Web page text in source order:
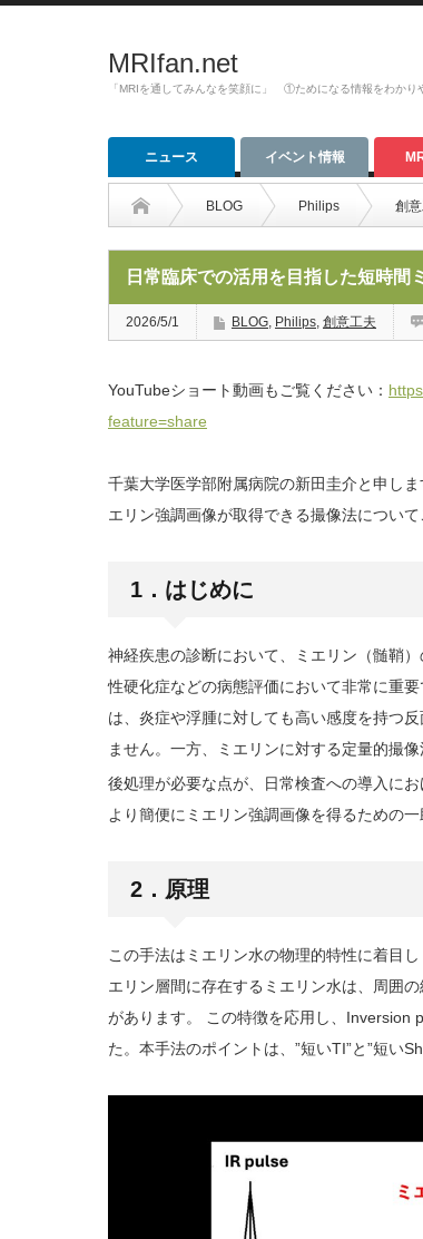
MRIfan.net
「MRIを通してみんなを笑顔に」 ①ためになる情報をわか
ニュース イベント情報
BLOG Philips 創
日常臨床での活用を目指した短時間
2026/5/1 BLOG, Philips, 創意工夫
YouTubeショート動画もご覧ください：
feature=share
千葉大学医学部附属病院の新田圭介と申し
エリン強調画像が取得できる撮像法について
1．はじめに
神経疾患の診断において、ミエリン（髄鞘
性硬化症などの病態評価において非常に重
は、炎症や浮腫に対しても高い感度を持つ
ません。一方、ミエリンに対する定量的撮
後処理が必要な点が、日常検査への導入に
より簡便にミエリン強調画像を得るための
2．原理
この手法はミエリン水の物理的特性に着目
エリン層間に存在するミエリン水は、周囲
があります。 この特徴を応用し、Inversion
た。本手法のポイントは、”短いTI”と”短い